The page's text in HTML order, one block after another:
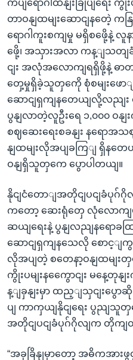
ကပျရောဂါထိနျးခြုပျရေး ကွို
တာဝနျထမျးဆောငျနတေဲ့ ကန
ရောဂါကူးစကျမှု မရှိစဖေို့နဲ့
ဖေို့၊ အသှားအလာ ကန့ျသတျ
ငျး အလုံအလောကျရရှိဖို့နဲ့ ဓ
တှေ့မှုရှိခဲ့သူတှကေို စုံစမျးဖော
ဆောငျရှကျနတေယျလို့လညျး
ပွနျလာတဲ့လူဦးရေ ၁,၀၀၀ ဝ
စဈဆေးရေးစခနျး နရောအ
နျထမျးလိုအပျခကြျ ရှိနတေ
ဝနျရှိသူတှကေ ပွောပါတယျ။
နိုငျငံတောျအတိုငျပငျခံပုဂ်ဂို
ကတော့ ဆေးရုံတှေ လုံလောကျမှု
ဆယျရေးနဲ့ ပွနျလညျနရောခထြာ
ဆောငျရှကျနသေလို စောင့ျ
လိုအပျတဲ့ စတေနာ့ဝနျထမျး
ကွိုးပမျးနကွေောငျး မနေ့တုန
န့ျခှနျးမှာ ထည့ျသှငျးပွောဆို
ပျ ကာကှယျနိုငျရေး ပွညျသူ
အတိုငျပငျခံပုဂ်ဂိုလျက တိုကျတှ
“အခုခြိနျမှာတော့ အဓိကအား